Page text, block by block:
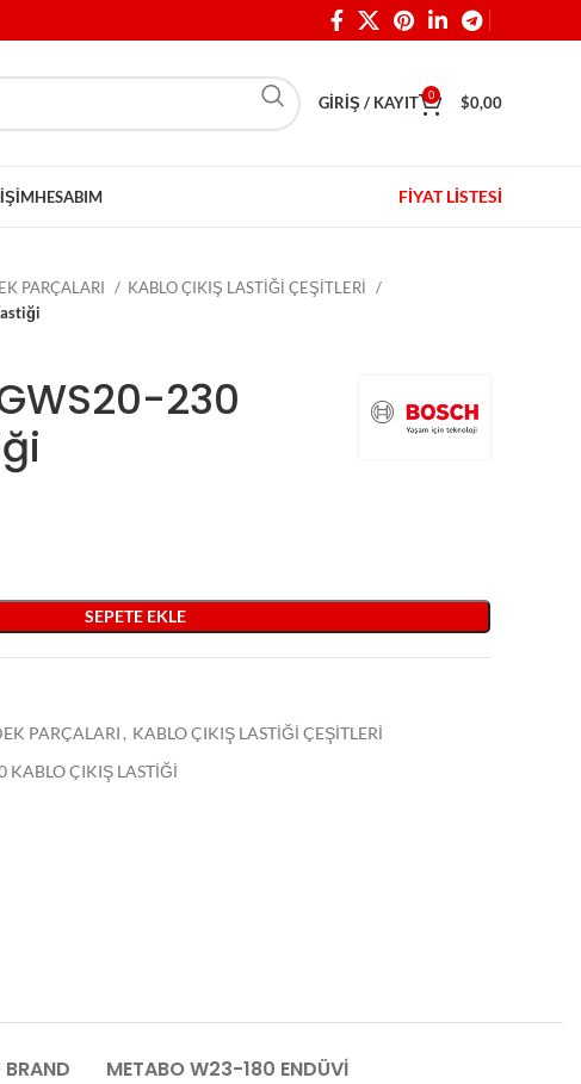
GIRIŞ / KAYIT 0 $0,00
HESABIM FİYAT LİSTESİ
PARÇALARI
KABLO ÇIKIŞ LASTİĞİ ÇEŞİTLERİ
230
SEPETE EKLE
PARÇALARI , KABLO ÇIKIŞ LASTİĞİ ÇEŞİTLERİ
KABLO ÇIKIŞ LASTİĞİ
METABO W23-180 ENDÜVİ